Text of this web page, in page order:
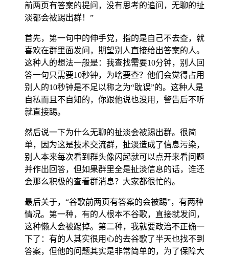
前两页有答案的提问，没有思考的追问，无聊的扯
淡都会被踢出群！”
首先，第一句中的伸手党，指的是自己不去查，就
喜欢在群里面发问，期望别人直接给出答案的人。
这种人的想法一般是：我查找需要10分钟，别人回
答一句只需要10秒钟，为啥要查？他们会觉得占用
别人的10秒钟是不足以称之为“耽误”的。这种人是
自私而且不自知的，你跟他说也没用，警告后不听
就直接踢。
然后说一下为什么无聊的扯淡会被踢出群。很简
单，因为这是技术交流群，扯淡造成了信息污染，
别人本来每次看到群头像闪起就可以点开来看问题
并作出回答，但如果群里全是扯淡信息的话，谁还
会那么积极的查看群消息？大家都很忙的。
最后关于，“谷歌前两页有答案的会被踢”，有两种
情况。第一种，有的人根本不谷歌，直接就发问，
这种懒人会被踢掉。第二种，我就要政治不正确一
下了：有的人其实很用心的去谷歌了半天也找不到
答案，但他的问题其实是非常简单的，为了保障大